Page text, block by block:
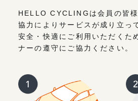
HELLO CYCLINGは会員の皆
協力によりサービスが成り立っ
安全・快適にご利用いただくた
ナーの遵守にご協力ください。